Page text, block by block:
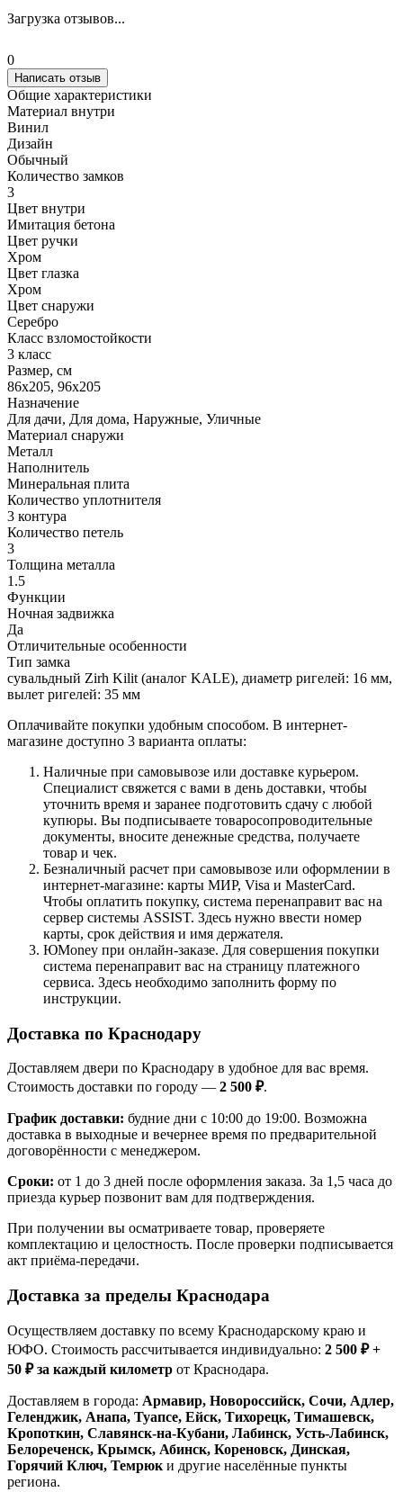
Загрузка отзывов...
0
Написать отзыв
Общие характеристики
Материал внутри
Винил
Дизайн
Обычный
Количество замков
3
Цвет внутри
Имитация бетона
Цвет ручки
Хром
Цвет глазка
Хром
Цвет снаружи
Серебро
Класс взломостойкости
3 класс
Размер, cм
86x205, 96x205
Назначение
Для дачи, Для дома, Наружные, Уличные
Материал снаружи
Металл
Наполнитель
Минеральная плита
Количество уплотнителя
3 контура
Количество петель
3
Толщина металла
1.5
Функции
Ночная задвижка
Да
Отличительные особенности
Тип замка
сувальдный Zirh Kilit (аналог KALE), диаметр ригелей: 16 мм,
вылет ригелей: 35 мм
Оплачивайте покупки удобным способом. В интернет-
магазине доступно 3 варианта оплаты:
Наличные при самовывозе или доставке курьером.
Специалист свяжется с вами в день доставки, чтобы
уточнить время и заранее подготовить сдачу с любой
купюры. Вы подписываете товаросопроводительные
документы, вносите денежные средства, получаете
товар и чек.
Безналичный расчет при самовывозе или оформлении в
интернет-магазине: карты МИР, Visa и MasterCard.
Чтобы оплатить покупку, система перенаправит вас на
сервер системы ASSIST. Здесь нужно ввести номер
карты, срок действия и имя держателя.
ЮMoney при онлайн-заказе. Для совершения покупки
система перенаправит вас на страницу платежного
сервиса. Здесь необходимо заполнить форму по
инструкции.
Доставка по Краснодару
Доставляем двери по Краснодару в удобное для вас время.
Стоимость доставки по городу — 2 500 ₽.
График доставки: будние дни с 10:00 до 19:00. Возможна
доставка в выходные и вечернее время по предварительной
договорённости с менеджером.
Сроки: от 1 до 3 дней после оформления заказа. За 1,5 часа до
приезда курьер позвонит вам для подтверждения.
При получении вы осматриваете товар, проверяете
комплектацию и целостность. После проверки подписывается
акт приёма-передачи.
Доставка за пределы Краснодара
Осуществляем доставку по всему Краснодарскому краю и
ЮФО. Стоимость рассчитывается индивидуально: 2 500 ₽ +
50 ₽ за каждый километр от Краснодара.
Доставляем в города: Армавир, Новороссийск, Сочи, Адлер,
Геленджик, Анапа, Туапсе, Ейск, Тихорецк, Тимашевск,
Кропоткин, Славянск-на-Кубани, Лабинск, Усть-Лабинск,
Белореченск, Крымск, Абинск, Кореновск, Динская,
Горячий Ключ, Темрюк и другие населённые пункты
региона.